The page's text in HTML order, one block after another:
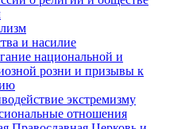
и насилие
национальной и
розни и призывы к
экстремизму
отношения